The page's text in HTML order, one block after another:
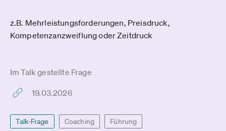
z.B. Mehrleistungsforderungen, Preisdruck,
Kompetenzanzweiflung oder Zeitdruck
Im Talk gestellte Frage
19.03.2026
Talk-Frage Coaching Führung